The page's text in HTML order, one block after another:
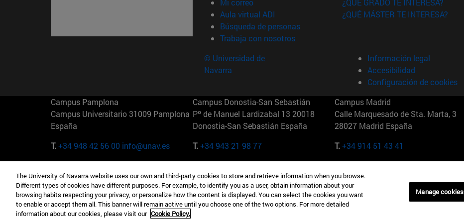
Mi correo
Aula virtual ADI (abre en nueva ventana)
Búsqueda de personas(abre en nueva ventana)
Trabaja con nosotros(abre en nueva ventana)
¿QUÉ GRADO TE INTERESA?
¿QUÉ MÁSTER TE INTERESA?
© Universidad de
Navarra
Información legal
Accesibilidad
Configuración de cookies
Campus Pamplona
Campus Universitario 31009 Pamplona
España
T.+34 948 42 56 00 info@unav.es
Campus Donostia-San Sebastián
Pº de Manuel Lardizabal 13 20018
Donostia-San Sebastián España
T.+34 943 21 98 77
Campus Madrid
Calle Marquesado de Sta. Marta, 3
28027 Madrid España
T.+34 914 51 43 41
Camino del Cerro Águila 3 28023
Madrid España
T.+34 912 11 30 00
165 W 57th St 10019-2201 Nueva York
EE.UU
T.+1 646 346 8850
Maria-Theresia-Straße 15 81675
Múnich Alemania
T.+49 89 24209790
The University of Navarra website uses our own and third-party cookies to store and retrieve information when you browse.
Different types of cookies have different purposes. For example, to identify you as a user, obtain information about your
browsing habits respecting your privacy, or personalize how the content is displayed. You can select the cookies you want
to enable or accept them all. This banner will remain active until you choose one of the two options. For more detailed
information about our cookies, please visit our Cookie Policy.
Manage cookies